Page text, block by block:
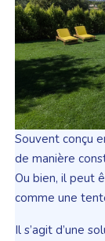
Souvent conçu
de manière
Ou bien, il peut
comme une
Il s’agit d’une